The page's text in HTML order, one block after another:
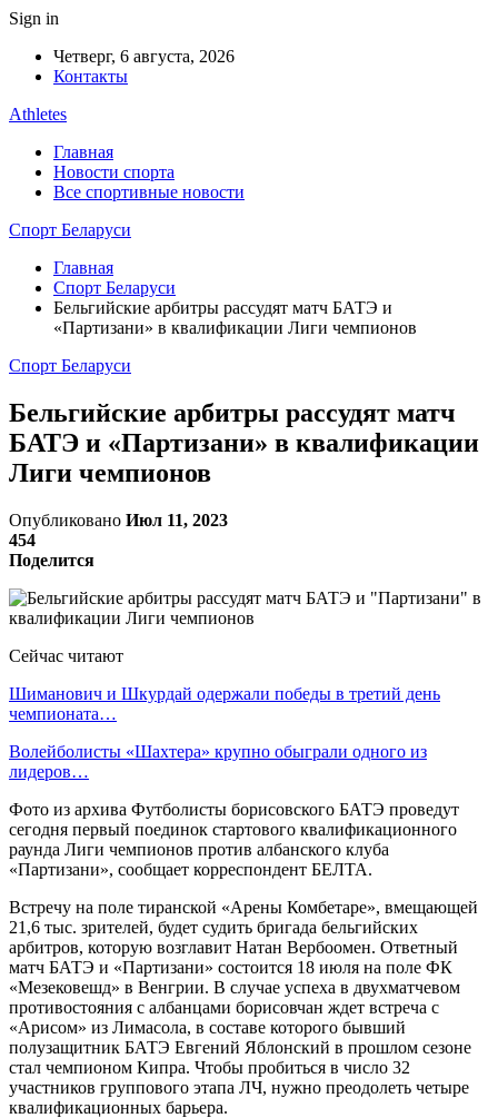
Sign in
Четверг, 6 августа, 2026
Контакты
Athletes
Главная
Новости спорта
Все спортивные новости
Спорт Беларуси
Главная
Спорт Беларуси
Бельгийские арбитры рассудят матч БАТЭ и
«Партизани» в квалификации Лиги чемпионов
Спорт Беларуси
Бельгийские арбитры рассудят матч
БАТЭ и «Партизани» в квалификации
Лиги чемпионов
Опубликовано Июл 11, 2023
454
Поделится
Сейчас читают
Шиманович и Шкурдай одержали победы в третий день
чемпионата…
Волейболисты «Шахтера» крупно обыграли одного из
лидеров…
Фото из архива Футболисты борисовского БАТЭ проведут
сегодня первый поединок стартового квалификационного
раунда Лиги чемпионов против албанского клуба
«Партизани», сообщает корреспондент БЕЛТА.
Встречу на поле тиранской «Арены Комбетаре», вмещающей
21,6 тыс. зрителей, будет судить бригада бельгийских
арбитров, которую возглавит Натан Вербоомен. Ответный
матч БАТЭ и «Партизани» состоится 18 июля на поле ФК
«Мезековешд» в Венгрии. В случае успеха в двухматчевом
противостояния с албанцами борисовчан ждет встреча с
«Арисом» из Лимасола, в составе которого бывший
полузащитник БАТЭ Евгений Яблонский в прошлом сезоне
стал чемпионом Кипра. Чтобы пробиться в число 32
участников группового этапа ЛЧ, нужно преодолеть четыре
квалификационных барьера.